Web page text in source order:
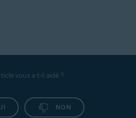
vous a-t-il aidé ?
NON